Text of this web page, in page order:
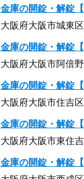
金庫の開錠・解錠
大阪府大阪市城東
金庫の開錠・解錠
大阪府大阪市阿倍
金庫の開錠・解錠
大阪府大阪市住吉
金庫の開錠・解錠
大阪府大阪市東住
金庫の開錠・解錠